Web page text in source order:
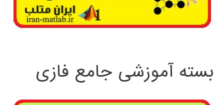
بسته آموزشی جامع فازی